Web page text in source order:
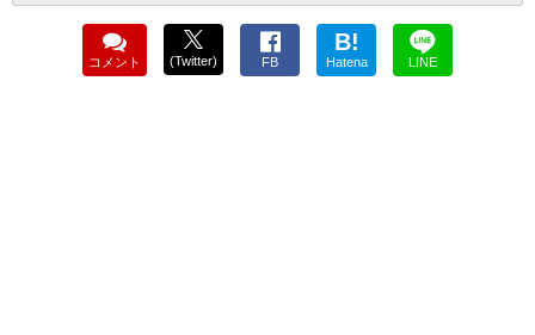
コメント (Twitter) FB
B!
Hatena LINE